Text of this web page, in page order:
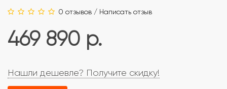
0 отзывов / Написать отзыв
469 890 р.
Нашли дешевле? Получите скидку!